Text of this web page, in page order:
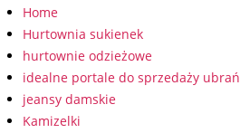
Home
Hurtownia sukienek
hurtownie odzieżowe
idealne portale do sprzedaży ubrań
jeansy damskie
Kamizelki